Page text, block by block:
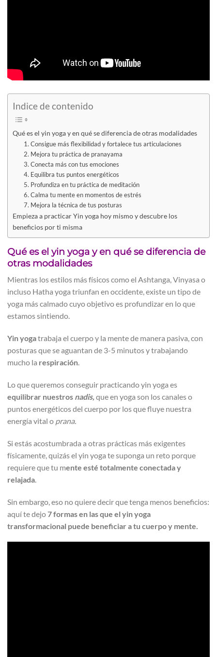
Indice de contenido
Qué es el yin yoga y en qué se diferencia de otras modalidades
1. Consigue más flexibilidad y fortalece tus articulaciones
2. Mejora tu práctica de pranayama
3. Conecta más con tus emociones
4. Equilibra tus puntos energéticos
5. Profundiza en tu práctica de meditación
6. Calma tu mente en momentos de estrés
7. Mejora la técnica de tus posturas
Empieza a practicar Yin yoga hoy mismo y descubre los
beneficios por ti misma
Qué es el yin yoga y en qué se diferencia de
otras modalidades
Mientras los estilos más físicos como el Ashtanga, Vinyasa o
incluso Hatha yoga triunfan en occidente, existe un tipo de
yoga más calmado cuyo objetivo es profundizar en lo que
estamos sintiendo.
Yin yogatrabaja el cuerpo y la mente de manera pasiva, con
posturas que se aguantan de 3-5 minutos y trabajando
mucho la respiración.
Lo que queremos conseguir practicando yin yoga es
equilibrar nuestros nadis,que en yoga son los canales o
puntos energéticos del cuerpo por los que fluye nuestra
energía vital o prana.
Si estás acostumbrada a otras prácticas más exigentes
físicamente, quizás el yin yoga te suponga un reto porque
requiere que tu mente esté totalmente conectada y
relajada
Sin embargo, eso no quiere decir que tenga menos beneficios:
aquí te dejo7 formas en las que el yin yoga
transformacional puede beneficiar a tu cuerpo y mente.